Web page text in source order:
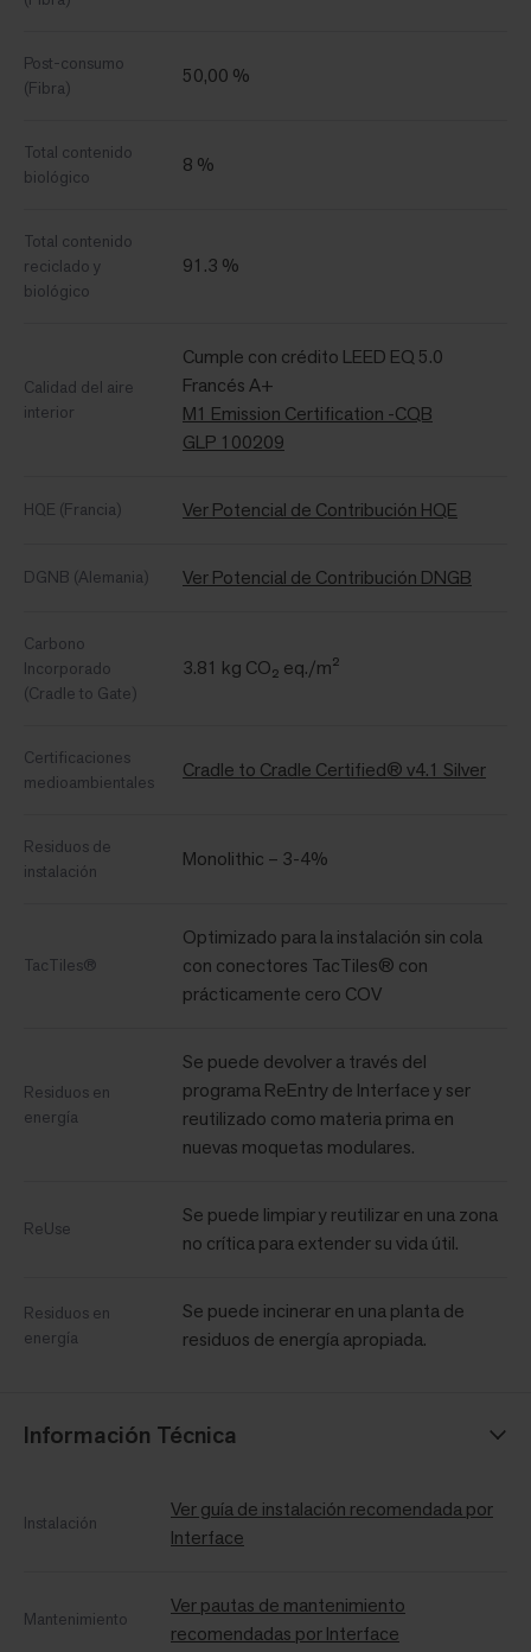
Post-consumo
(Fibra)
50,00 %
Total contenido
biológico
8 %
Total contenido
reciclado y
biológico
91.3 %
Calidad del aire
interior
Cumple con crédito LEED EQ 5.0
Francés A+
M1 Emission Certification -CQB
GLP 100209
HQE (Francia) Ver Potencial de Contribución HQE
DGNB (Alemania) Ver Potencial de Contribución DNGB
Carbono
Incorporado
(Cradle to Gate)
3.81 kg CO₂ eq./m²
Certificaciones
medioambientales
Cradle to Cradle Certified® v4.1 Silver
Residuos de
instalación
Monolithic – 3-4%
TacTiles®
Optimizado para la instalación sin cola
con conectores TacTiles® con
prácticamente cero COV
Residuos en
energía
Se puede devolver a través del
programa ReEntry de Interface y ser
reutilizado como materia prima en
nuevas moquetas modulares.
ReUse
Se puede limpiar y reutilizar en una zona
no crítica para extender su vida útil.
Residuos en
energía
Se puede incinerar en una planta de
residuos de energía apropiada.
Información Técnica
Instalación
Ver guía de instalación recomendada por
Interface
Mantenimiento
Ver pautas de mantenimiento
recomendadas por Interface